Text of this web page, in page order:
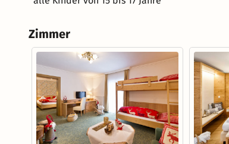
Golfen, Klettern, Rafting, Wasserschi,…
Zimmer